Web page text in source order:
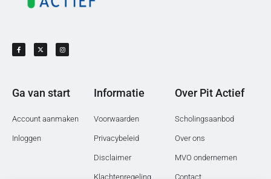
Ga van start
Account aanmaken
Inloggen
Informatie
Voorwaarden
Privacybeleid
Disclaimer
Klachtenregeling
Over Pit Actief
Scholingsaanbod
Over ons
MVO ondernemen
Contact